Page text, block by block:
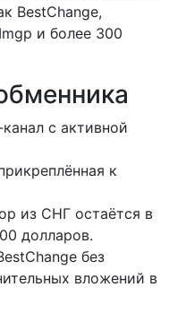
BestChange,
и более 300
с активной
к
из СНГ остаётся в
долларов.
без
вложений в